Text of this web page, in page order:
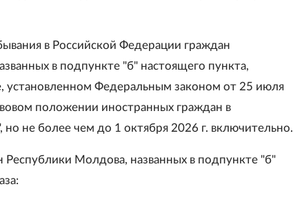
в Российской Федерации граждан
в подпункте "б" настоящего пункта,
установленном Федеральным законом от 25 июля
положении иностранных граждан в
но не более чем до 1 октября 2026 г. включительно.
Молдова, названных в подпункте "б"